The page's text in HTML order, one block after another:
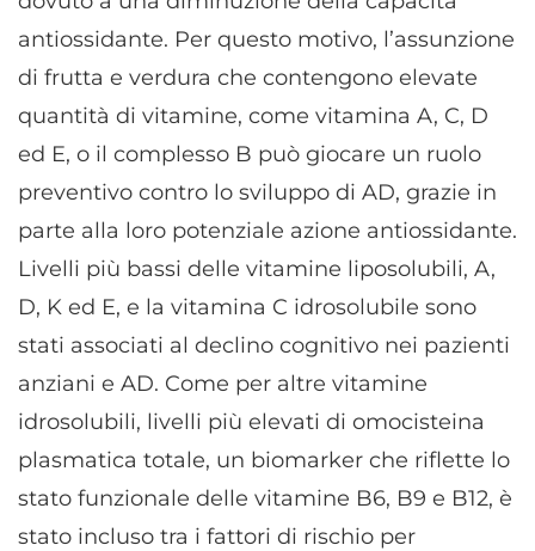
antiossidante. Per questo motivo, l’assunzione
di frutta e verdura che contengono elevate
quantità di vitamine, come vitamina A, C, D
ed E, o il complesso B può giocare un ruolo
preventivo contro lo sviluppo di AD, grazie in
parte alla loro potenziale azione antiossidante.
Livelli più bassi delle vitamine liposolubili, A,
D, K ed E, e la vitamina C idrosolubile sono
stati associati al declino cognitivo nei pazienti
anziani e AD. Come per altre vitamine
idrosolubili, livelli più elevati di omocisteina
plasmatica totale, un biomarker che riflette lo
stato funzionale delle vitamine B6, B9 e B12, è
stato incluso tra i fattori di rischio per